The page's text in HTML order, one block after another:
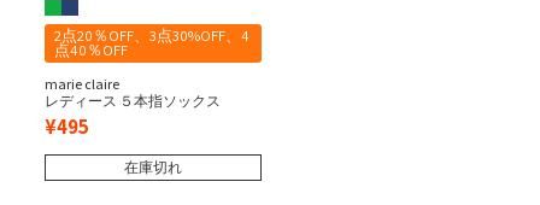
2点20％OFF、3点30%OFF、4
点40％OFF
marie claire
レディース ５本指ソックス
¥495
在庫切れ